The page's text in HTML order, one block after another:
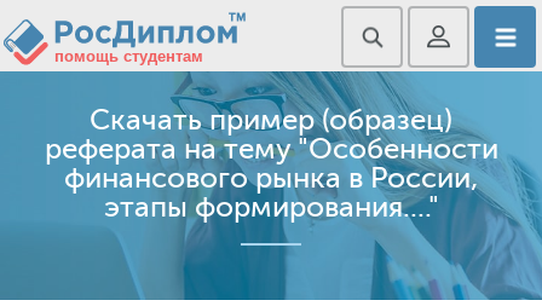
Скачать пример (образец)
реферата на тему "Особенности
финансового рынка в России,
этапы формирования...."